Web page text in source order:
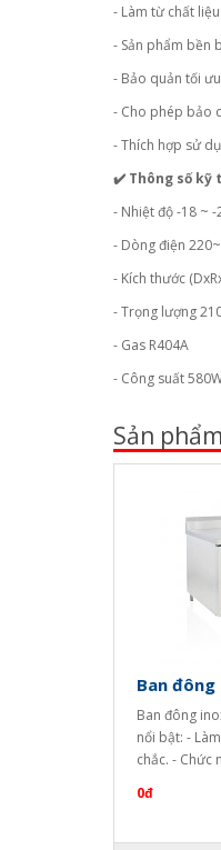
- Làm từ chất
- Sản phẩm bền
- Bảo quản tối
- Cho phép bảo
- Thích hợp sử
✔️ Thông số kỹ
- Nhiệt độ -18 ~ -
- Dòng điện
- Kích thước
- Trọng lượng
- Gas R404A
- Công suất
Sản
Ban
Ban đông
nổi bật: -
chắc. - Chức
0đ